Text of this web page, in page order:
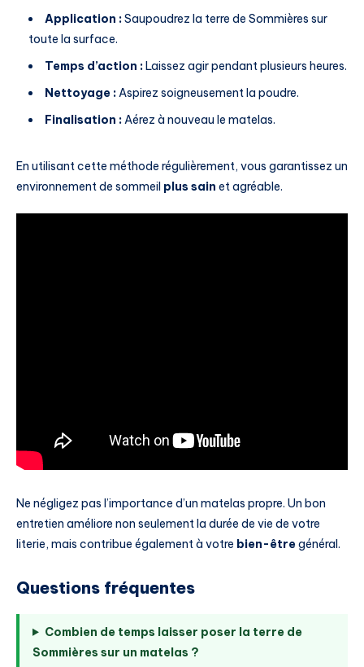
Application :Saupoudrez la terre de Sommières sur
toute la surface.
Temps d’action :Laissez agir pendant plusieurs heures.
Nettoyage : Aspirez soigneusement la poudre.
Finalisation : Aérez à nouveau le matelas.
En utilisant cette méthode régulièrement, vous garantissez un
environnement de sommeil plus sain et agréable.
Ne négligez pas l’importance d’un matelas propre. Un bon
entretien améliore non seulement la durée de vie de votre
literie, mais contribue également à votre bien-êtregénéral.
Questions fréquentes
Combien de temps laisser poser la terre de
Sommières sur un matelas ?